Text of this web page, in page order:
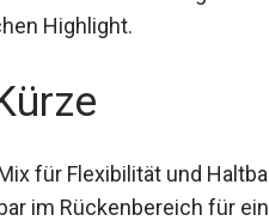
Highlight.
für Flexibilität und
im Rückenbereich für